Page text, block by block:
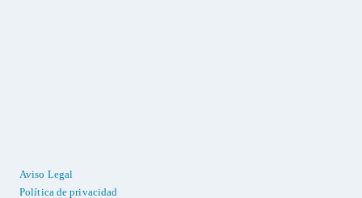
Aviso Legal
Política de privacidad